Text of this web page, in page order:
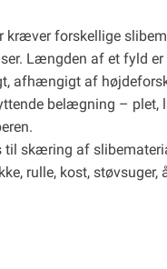
kræver forskellige
Længden af ​​et fyld
afhængigt af
belægning – plet,
skæring af
rulle, kost,